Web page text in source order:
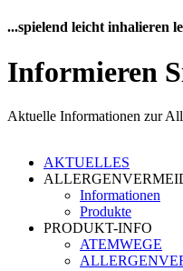
...spielend leicht inhalieren
Informieren
Aktuelle Informationen zur
AKTUELLES
Informationen
Produkte
PRODUKT-INFO
ATEMWEGE